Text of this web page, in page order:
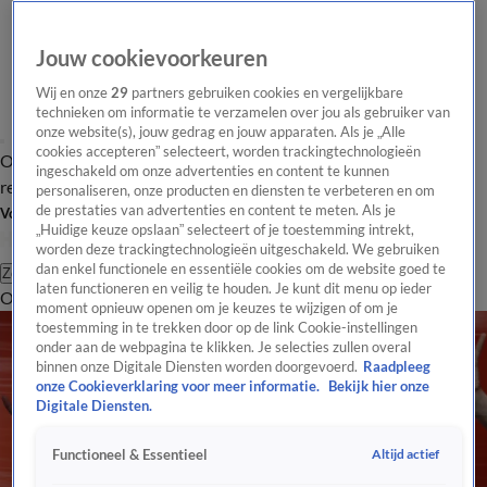
Overzicht Laatste nieuws Regionieuws Het beste van Hart
Tip de
redactie
Volg Hart van Nederland
Zoeken
OverzichtRegioUitzendingenWeerTip de redactiePanelVideo's
Jouw cookievoorkeuren
Wij en onze29 partners gebruiken cookies en vergelijkbare
technieken om informatie te verzamelen over jou als gebruiker van
onze website(s), jouw gedrag en jouw apparaten. Als je „Alle
cookies accepteren” selecteert, worden trackingtechnologieën
ingeschakeld om onze advertenties en content te kunnen
personaliseren, onze producten en diensten te verbeteren en om
de prestaties van advertenties en content te meten. Als je
„Huidige keuze opslaan” selecteert of je toestemming intrekt,
worden deze trackingtechnologieën uitgeschakeld. We gebruiken
dan enkel functionele en essentiële cookies om de website goed te
laten functioneren en veilig te houden. Je kunt dit menu op ieder
moment opnieuw openen om je keuzes te wijzigen of om je
toestemming in te trekken door op de link Cookie-instellingen
onder aan de webpagina te klikken. Je selecties zullen overal
binnen onze Digitale Diensten worden doorgevoerd. Raadpleeg
onze Cookieverklaring voor meer informatie.
Bekijk hier onze
Digitale Diensten.
Functioneel & Essentieel Altijd actief